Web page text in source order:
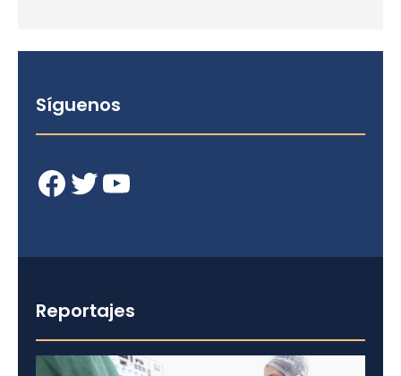
Síguenos
Facebook Twitter YouTube
Reportajes